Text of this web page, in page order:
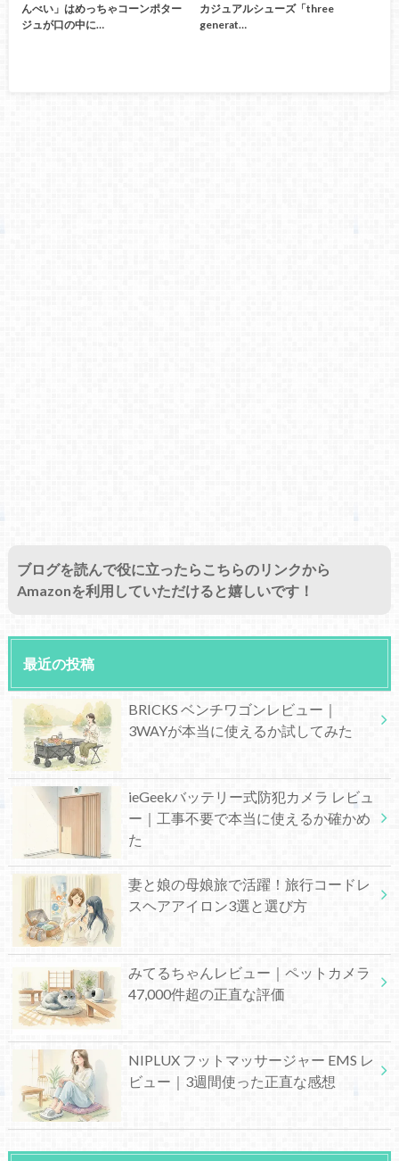
んべい」はめっちゃコーンポター
ジュが口の中に…
カジュアルシューズ「three
generat…
ブログを読んで役に立ったらこちらのリンクから
Amazonを利用していただけると嬉しいです！
最近の投稿
BRICKS ベンチワゴンレビュー｜
3WAYが本当に使えるか試してみた
ieGeekバッテリー式防犯カメラ レビュ
ー｜工事不要で本当に使えるか確かめ
た
妻と娘の母娘旅で活躍！旅行コードレ
スヘアアイロン3選と選び方
みてるちゃんレビュー｜ペットカメラ
47,000件超の正直な評価
NIPLUX フットマッサージャー EMS レ
ビュー｜3週間使った正直な感想